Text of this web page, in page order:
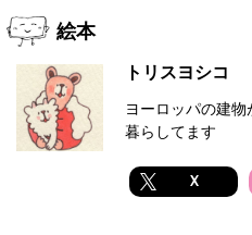
絵本
トリスヨシコ
ヨーロッパの建
暮らしてます
X